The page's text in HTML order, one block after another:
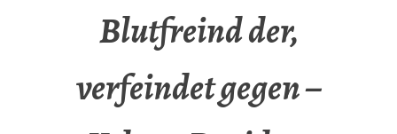
Blutfreind der,
verfeindet gegen –